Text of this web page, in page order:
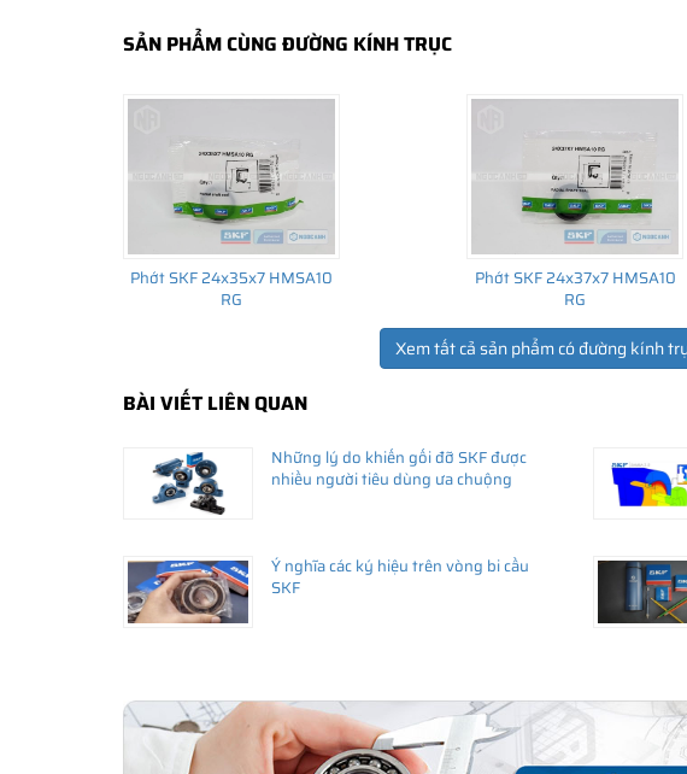
Giá bán và nơi bán Phớt chắn dầu SKF chính hãng uy tín
Để có báo giá Phớt SKF 24x42x8 HMSA10 RG tốt nhất, hãy liên hệ với
Sản phẩm chính hãng, giao hàng toàn quốc
SẢN PHẨM CÙNG ĐƯỜNG KÍNH TRỤC
Phớt SKF 24x35x7 HMSA10
RG
Phớt SKF 24x37x7 HMSA10
RG
Xem tất cả sản phẩm có đường kính
BÀI VIẾT LIÊN QUAN
Những lý do khiến gối đỡ SKF được
nhiều người tiêu dùng ưa chuộng
Ý nghĩa các ký hiệu trên vòng bi cầu
SKF